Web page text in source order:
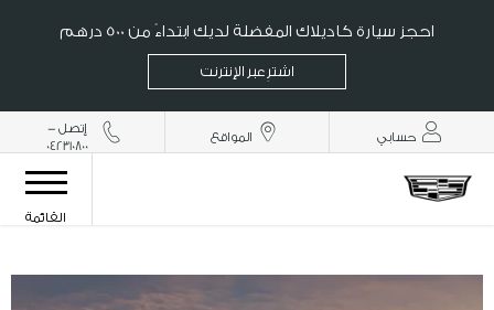
احجز سيارة كاديلاك المفضلة لديك ابتداءً من 500 درهم
اشترِ عبر الإنترنت
حسابي المواقع
إتصل -
042310800
القائمة